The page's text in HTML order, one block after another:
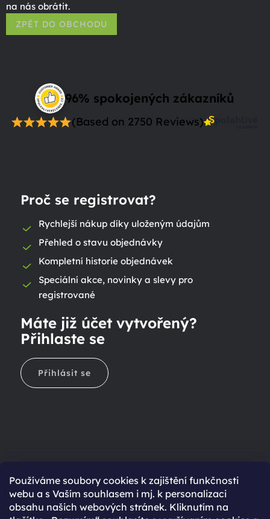
Používáme soubory cookies k zajištění funkčnosti
webu a s Vaším souhlasem i mj. k personalizaci
obsahu našich webových stránek. Kliknutím na
na nás obrátit.
ZPĚT DO OBCHODU
96% spokojených zákazníků
(Based on 2750 Reviews)
Proč se registrovat?
Rychlejší nákup díky uloženým údajům
Přehled o stavu objednávky
Kompletní historie objednávek
Speciální akce, novinky a slevy pro
registrované
Máte již účet vytvořený?
Přihlaste se
Přihlásit se
Ještě nemáte účet?
Rychlejší nákup díky uloženým údajům